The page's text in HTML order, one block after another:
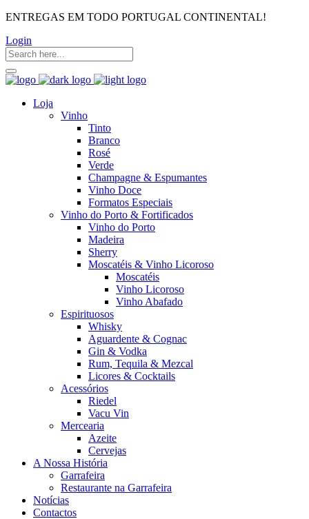
ENTREGAS EM TODO PORTUGAL CONTINENTAL!
Login
Loja
Vinho
Tinto
Branco
Rosé
Verde
Champagne & Espumantes
Vinho Doce
Formatos Especiais
Vinho do Porto & Fortificados
Vinho do Porto
Madeira
Sherry
Moscatéis & Vinho Licoroso
Moscatéis
Vinho Licoroso
Vinho Abafado
Espirituosos
Whisky
Aguardente & Cognac
Gin & Vodka
Rum, Tequila & Mezcal
Licores & Cocktails
Acessórios
Riedel
Vacu Vin
Mercearia
Azeite
Cervejas
A Nossa História
Garrafeira
Restaurante na Garrafeira
Notícias
Contactos